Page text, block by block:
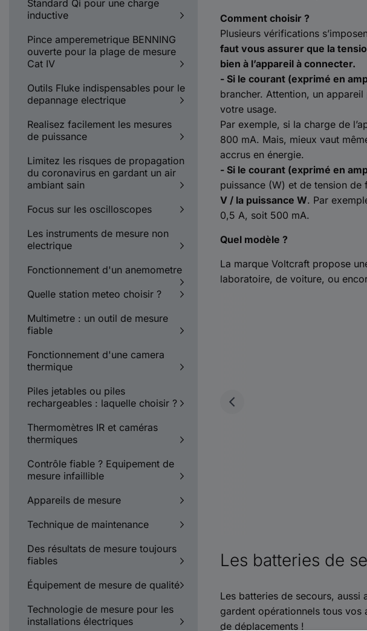
Comment choisir ?
Plusieurs vérifications
faut vous assurer que la
bien à l’appareil à connecter.
- Si le courant (exprimé en
brancher. Attention, un
votre usage.
Par exemple, si la charge de
800 mA. Mais, mieux vaut
accrus en énergie.
- Si le courant (exprimé en
puissance (W) et de tension de
V / la puissance W. Par
0,5 A, soit 500 mA.
Quel modèle ?
La marque Voltcraft propose
laboratoire, de voiture, ou
Les batteries de
Les batteries de secours, aussi
gardent opérationnels tous
de déplacements !
Standard Qi pour une charge
inductive
Pince amperemetrique BENNING
ouverte pour la plage de mesure
Cat IV
Outils Fluke indispensables pour le
depannage electrique
Realisez facilement les mesures
de puissance
Limitez les risques de propagation
du coronavirus en gardant un air
ambiant sain
Focus sur les oscilloscopes
Les instruments de mesure non
electrique
Fonctionnement d'un anemometre
Quelle station meteo choisir ?
Multimetre : un outil de mesure
fiable
Fonctionnement d'une camera
thermique
Piles jetables ou piles
rechargeables : laquelle choisir ?
Thermomètres IR et caméras
thermiques
Contrôle fiable ? Equipement de
mesure infaillible
Appareils de mesure
Technique de maintenance
Des résultats de mesure toujours
fiables
Équipement de mesure de qualité
Technologie de mesure pour les
installations électriques